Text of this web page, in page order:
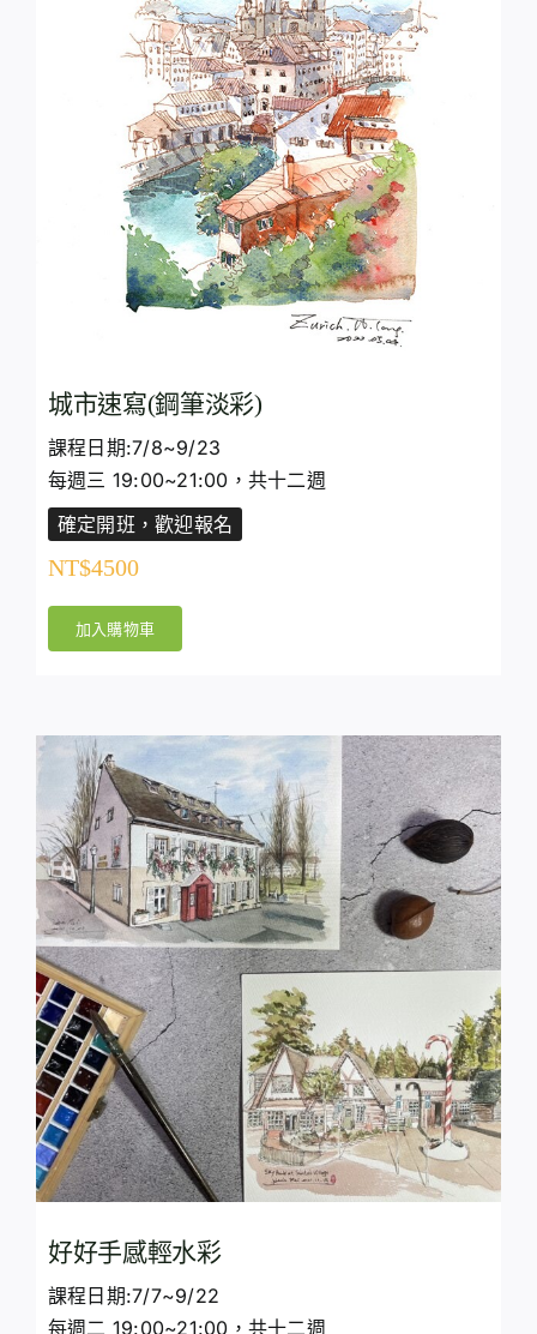
城市速寫(鋼筆淡彩)
課程日期:7/8~9/23
每週三 19:00~21:00，共十二週
確定開班，歡迎報名
NT$4500
加入購物車
好好手感輕水彩
課程日期:7/7~9/22
每週二 19:00~21:00，共十二週